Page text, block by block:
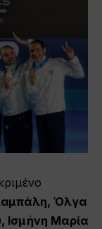
Όλγα
Ισμήνη Μαρία